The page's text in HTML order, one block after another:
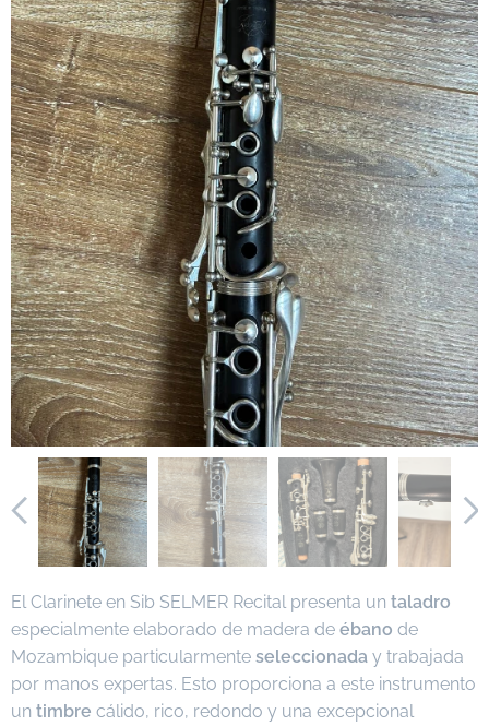
El Clarinete en Sib SELMER Recital presenta un taladro
especialmente elaborado de madera de ébano de
Mozambique particularmente seleccionada y trabajada
por manos expertas. Esto proporciona a este instrumento
un timbre cálido, rico, redondo y una excepcional